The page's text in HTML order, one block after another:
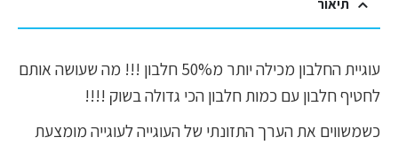
תיאור
עוגיית החלבון מכילה יותר מ50% חלבון !!! מה שעושה אותם
לחטיף חלבון עם כמות חלבון הכי גדולה בשוק !!!!
כשמשווים את הערך התזונתי של העוגייה לעוגייה מומצעת